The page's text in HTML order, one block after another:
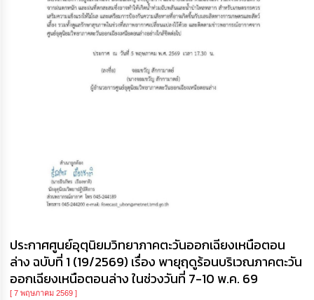
ประกาศศูนย์อุตุนิยมวิทยาภาคตะวันออกเฉียงเหนือตอน
ล่าง ฉบับที่ 1 (19/2569) เรื่อง พายุฤดูร้อนบริเวณภาคตะวัน
ออกเฉียงเหนือตอนล่าง ในช่วงวันที่ 7-10 พ.ค. 69
[ 7 พฤษภาคม 2569 ]